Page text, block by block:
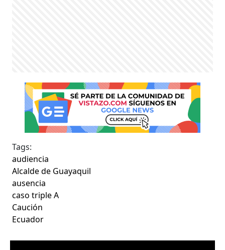
Tags:
audiencia
Alcalde de Guayaquil
ausencia
caso triple A
Caución
Ecuador